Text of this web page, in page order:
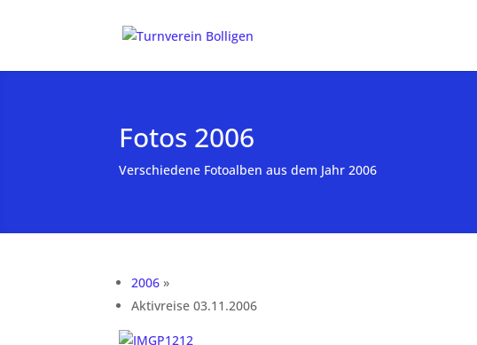
Fotos 2006
Verschiedene Fotoalben aus dem Jahr 2006
2006 »
Aktivreise 03.11.2006